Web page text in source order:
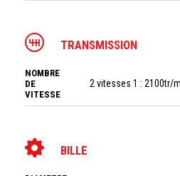
TRANSMISSION
NOMBRE
DE
VITESSE
2 vitesses 1 : 2100tr/
BILLE